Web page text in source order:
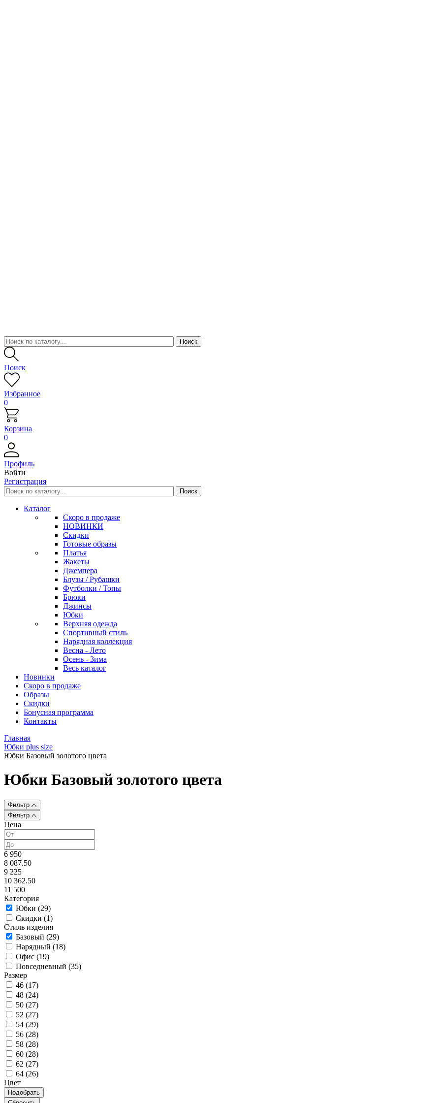
Поиск
Избранное
0
Корзина
0
Профиль
Войти
Регистрация
Каталог
Скоро в продаже
НОВИНКИ
Скидки
Готовые образы
Платья
Жакеты
Джемпера
Блузы / Рубашки
Футболки / Топы
Брюки
Джинсы
Юбки
Верхняя одежда
Спортивный стиль
Нарядная коллекция
Весна - Лето
Осень - Зима
Весь каталог
Новинки
Скоро в продаже
Образы
Скидки
Бонусная программа
Контакты
Главная
Юбки plus size
Юбки Базовый золотого цвета
Юбки Базовый золотого цвета
Фильтр
Фильтр
Цена
6 950
8 087.50
9 225
10 362.50
11 500
Категория
Юбки (29)
Скидки (1)
Стиль изделия
Базовый (29)
Нарядный (18)
Офис (19)
Повседневный (35)
Размер
46 (17)
48 (24)
50 (27)
52 (27)
54 (29)
56 (28)
58 (28)
60 (28)
62 (27)
64 (26)
Цвет